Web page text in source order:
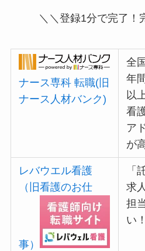
＼＼ 登録1分で完了！
ナース専科 転職(旧
ナース人材バンク)
全
年
以
看
ア
が
レバウエル看護
（旧看護のお仕
事）
「
求
担
い！